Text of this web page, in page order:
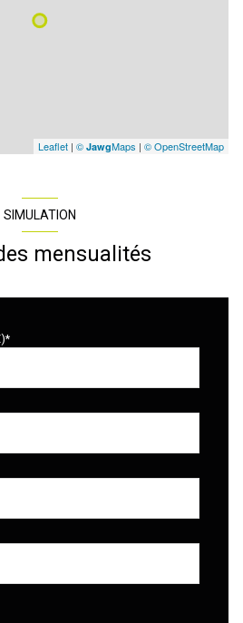
Leaflet | © JawgMaps | © OpenStreetMap
SIMULATION
mensualités